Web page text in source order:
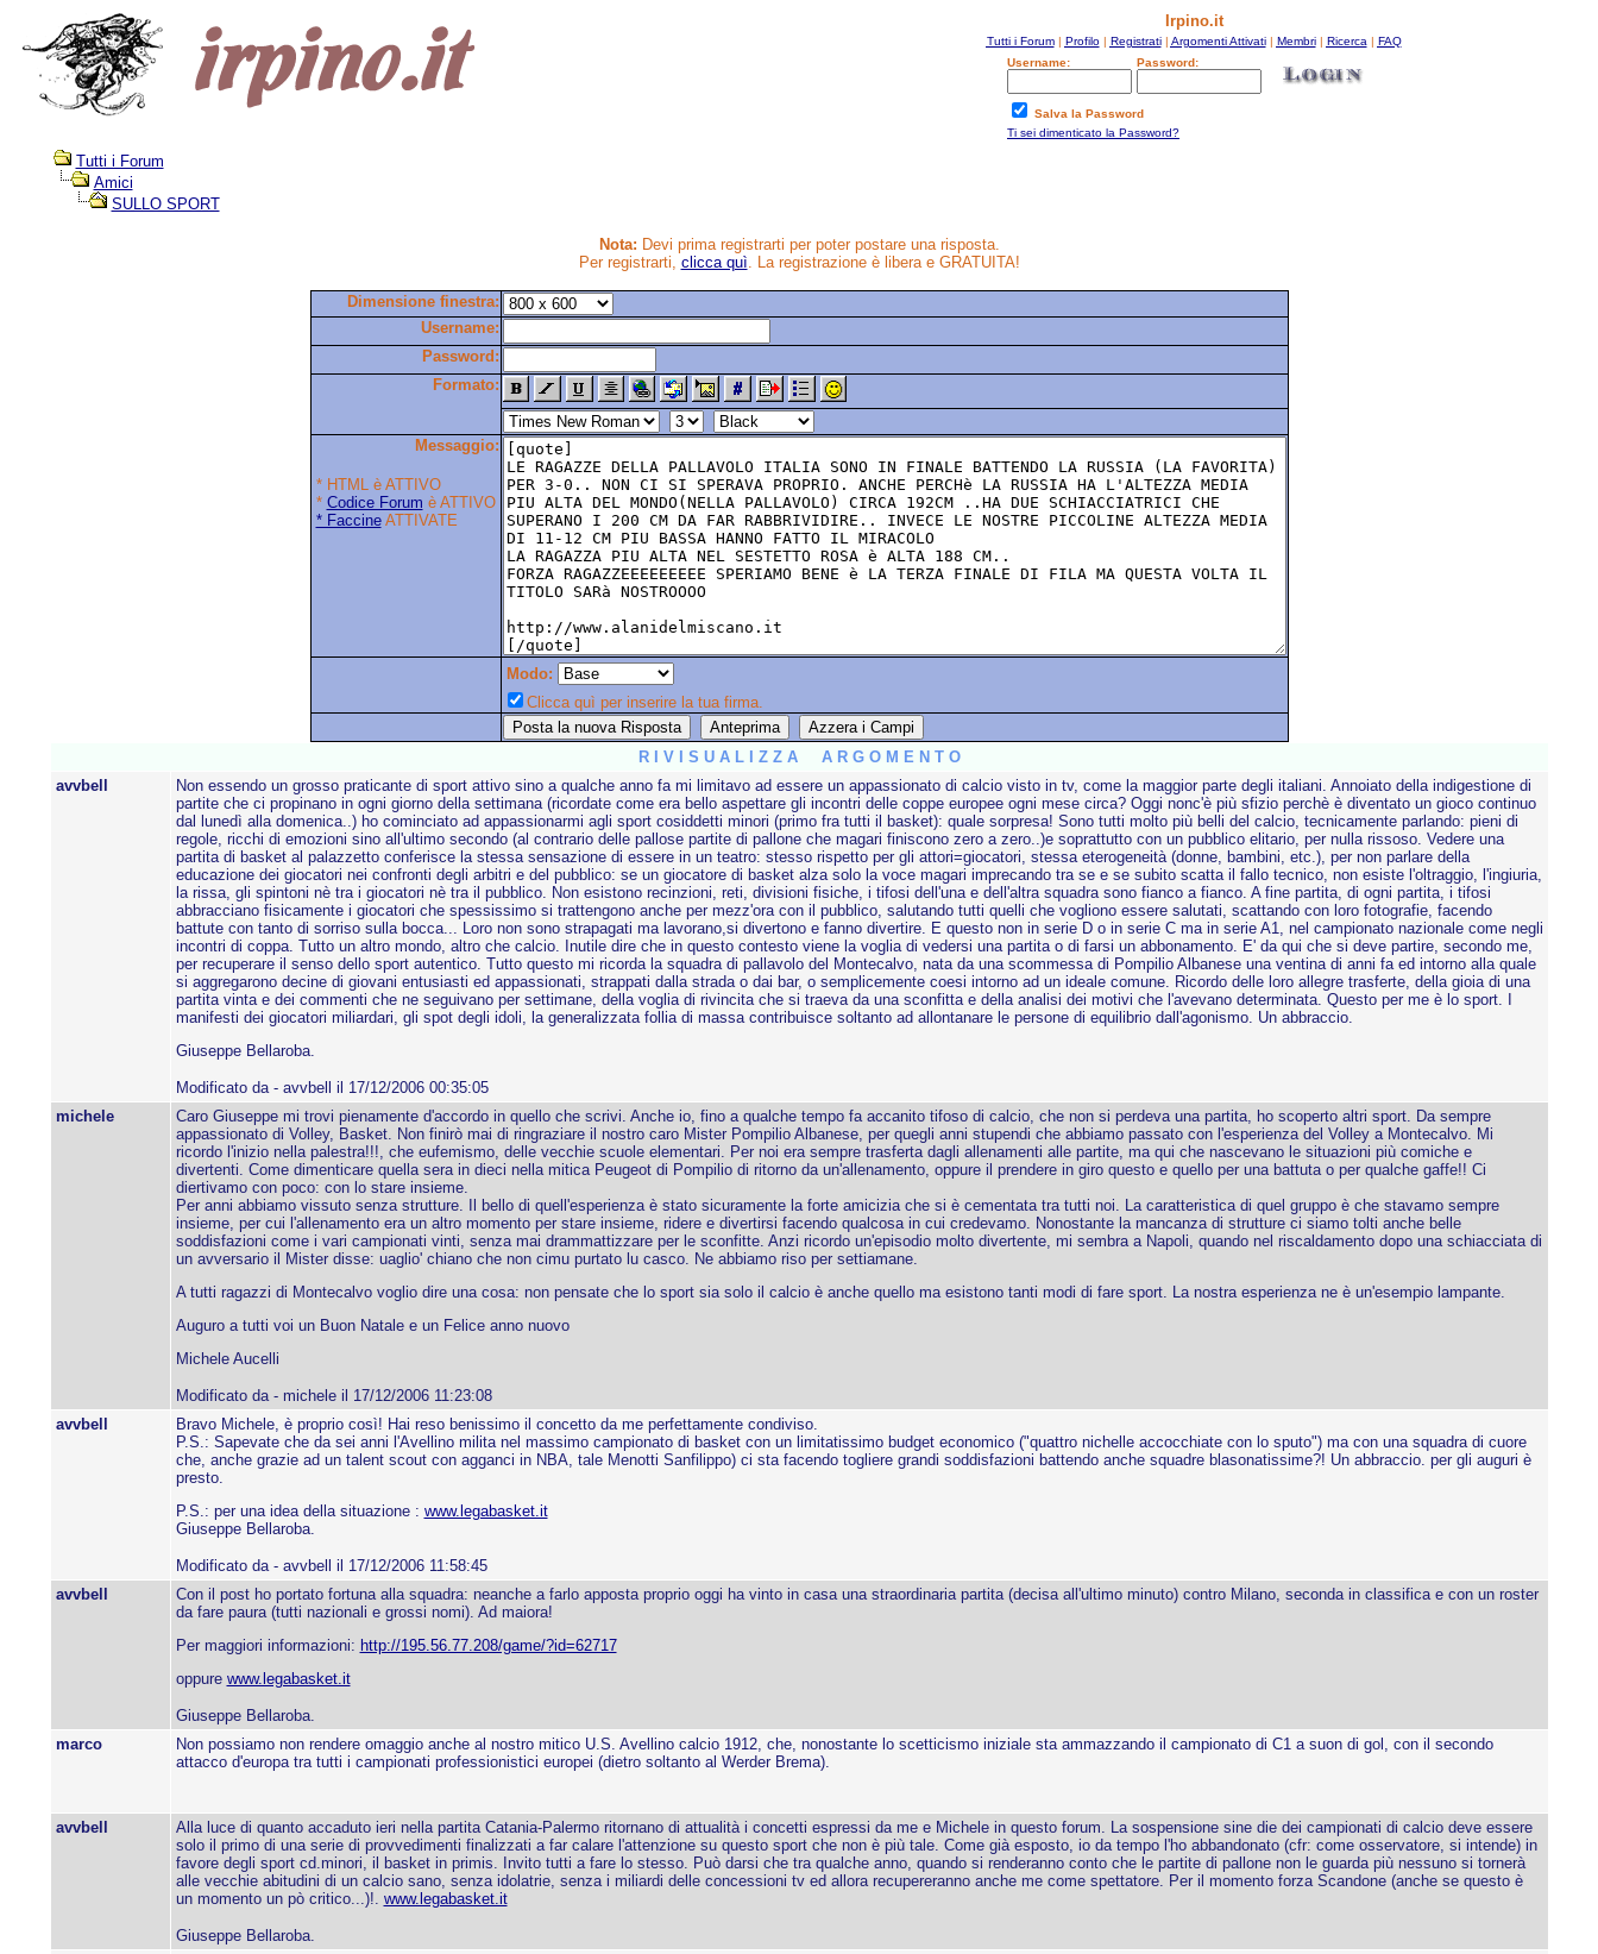
Irpino.it
Tutti i Forum| Profilo| Registrati| Argomenti Attivati| Membri| Ricerca | FAQ
Username:
Password:
Salva la Password
Ti sei dimenticato la Password?
Tutti i Forum
Amici
SULLO SPORT
Nota: Devi prima registrarti per poter postare una risposta.
Per registrarti, clicca quì. La registrazione è libera e GRATUITA!
Dimensione finestra:
Username:
Password:
Formato:
Messaggio:
* HTML è ATTIVO
* Codice Forum è ATTIVO
* FaccineATTIVATE
Modo:
Clicca quì per inserire la tua firma.
R I V I S U A L I Z Z A A R G O M E N T O
avvbell
Non essendo un grosso praticante di sport attivo sino a qualche anno fa mi limitavo ad essere un appassionato di calcio visto in tv, come la maggior parte degli italiani. Annoiato della indigestione di
partite che ci propinano in ogni giorno della settimana (ricordate come era bello aspettare gli incontri delle coppe europee ogni mese circa? Oggi nonc'è più sfizio perchè è diventato un gioco continuo
dal lunedì alla domenica..) ho cominciato ad appassionarmi agli sport cosiddetti minori (primo fra tutti il basket): quale sorpresa! Sono tutti molto più belli del calcio, tecnicamente parlando: pieni di
regole, ricchi di emozioni sino all'ultimo secondo (al contrario delle pallose partite di pallone che magari finiscono zero a zero..)e soprattutto con un pubblico elitario, per nulla rissoso. Vedere una
partita di basket al palazzetto conferisce la stessa sensazione di essere in un teatro: stesso rispetto per gli attori=giocatori, stessa eterogeneità (donne, bambini, etc.), per non parlare della
educazione dei giocatori nei confronti degli arbitri e del pubblico: se un giocatore di basket alza solo la voce magari imprecando tra se e se subito scatta il fallo tecnico, non esiste l'oltraggio, l'ingiuria,
la rissa, gli spintoni nè tra i giocatori nè tra il pubblico. Non esistono recinzioni, reti, divisioni fisiche, i tifosi dell'una e dell'altra squadra sono fianco a fianco. A fine partita, di ogni partita, i tifosi
abbracciano fisicamente i giocatori che spessissimo si trattengono anche per mezz'ora con il pubblico, salutando tutti quelli che vogliono essere salutati, scattando con loro fotografie, facendo
battute con tanto di sorriso sulla bocca... Loro non sono strapagati ma lavorano,si divertono e fanno divertire. E questo non in serie D o in serie C ma in serie A1, nel campionato nazionale come negli
incontri di coppa. Tutto un altro mondo, altro che calcio. Inutile dire che in questo contesto viene la voglia di vedersi una partita o di farsi un abbonamento. E' da qui che si deve partire, secondo me,
per recuperare il senso dello sport autentico. Tutto questo mi ricorda la squadra di pallavolo del Montecalvo, nata da una scommessa di Pompilio Albanese una ventina di anni fa ed intorno alla quale
si aggregarono decine di giovani entusiasti ed appassionati, strappati dalla strada o dai bar, o semplicemente coesi intorno ad un ideale comune. Ricordo delle loro allegre trasferte, della gioia di una
partita vinta e dei commenti che ne seguivano per settimane, della voglia di rivincita che si traeva da una sconfitta e della analisi dei motivi che l'avevano determinata. Questo per me è lo sport. I
manifesti dei giocatori miliardari, gli spot degli idoli, la generalizzata follia di massa contribuisce soltanto ad allontanare le persone di equilibrio dall'agonismo. Un abbraccio.
Giuseppe Bellaroba.
Modificato da - avvbell il 17/12/2006 00:35:05
michele
Caro Giuseppe mi trovi pienamente d'accordo in quello che scrivi. Anche io, fino a qualche tempo fa accanito tifoso di calcio, che non si perdeva una partita, ho scoperto altri sport. Da sempre
appassionato di Volley, Basket. Non finirò mai di ringraziare il nostro caro Mister Pompilio Albanese, per quegli anni stupendi che abbiamo passato con l'esperienza del Volley a Montecalvo. Mi
ricordo l'inizio nella palestra!!!, che eufemismo, delle vecchie scuole elementari. Per noi era sempre trasferta dagli allenamenti alle partite, ma qui che nascevano le situazioni più comiche e
divertenti. Come dimenticare quella sera in dieci nella mitica Peugeot di Pompilio di ritorno da un'allenamento, oppure il prendere in giro questo e quello per una battuta o per qualche gaffe!! Ci
diertivamo con poco: con lo stare insieme.
Per anni abbiamo vissuto senza strutture. Il bello di quell'esperienza è stato sicuramente la forte amicizia che si è cementata tra tutti noi. La caratteristica di quel gruppo è che stavamo sempre
insieme, per cui l'allenamento era un altro momento per stare insieme, ridere e divertirsi facendo qualcosa in cui credevamo. Nonostante la mancanza di strutture ci siamo tolti anche belle
soddisfazioni come i vari campionati vinti, senza mai drammattizzare per le sconfitte. Anzi ricordo un'episodio molto divertente, mi sembra a Napoli, quando nel riscaldamento dopo una schiacciata di
un avversario il Mister disse: uaglio' chiano che non cimu purtato lu casco. Ne abbiamo riso per settiamane.
A tutti ragazzi di Montecalvo voglio dire una cosa: non pensate che lo sport sia solo il calcio è anche quello ma esistono tanti modi di fare sport. La nostra esperienza ne è un'esempio lampante.
Auguro a tutti voi un Buon Natale e un Felice anno nuovo
Michele Aucelli
Modificato da - michele il 17/12/2006 11:23:08
avvbell
Bravo Michele, è proprio così! Hai reso benissimo il concetto da me perfettamente condiviso.
P.S.: Sapevate che da sei anni l'Avellino milita nel massimo campionato di basket con un limitatissimo budget economico ("quattro nichelle accocchiate con lo sputo") ma con una squadra di cuore
che, anche grazie ad un talent scout con agganci in NBA, tale Menotti Sanfilippo) ci sta facendo togliere grandi soddisfazioni battendo anche squadre blasonatissime?! Un abbraccio. per gli auguri è
presto.
P.S.: per una idea della situazione : www.legabasket.it
Giuseppe Bellaroba.
Modificato da - avvbell il 17/12/2006 11:58:45
avvbell
Con il post ho portato fortuna alla squadra: neanche a farlo apposta proprio oggi ha vinto in casa una straordinaria partita (decisa all'ultimo minuto) contro Milano, seconda in classifica e con un roster
da fare paura (tutti nazionali e grossi nomi). Ad maiora!
Per maggiori informazioni: http://195.56.77.208/game/?id=62717
oppure www.legabasket.it
Giuseppe Bellaroba.
marco
Non possiamo non rendere omaggio anche al nostro mitico U.S. Avellino calcio 1912, che, nonostante lo scetticismo iniziale sta ammazzando il campionato di C1 a suon di gol, con il secondo
attacco d'europa tra tutti i campionati professionistici europei (dietro soltanto al Werder Brema).
avvbell
Alla luce di quanto accaduto ieri nella partita Catania-Palermo ritornano di attualità i concetti espressi da me e Michele in questo forum. La sospensione sine die dei campionati di calcio deve essere
solo il primo di una serie di provvedimenti finalizzati a far calare l'attenzione su questo sport che non è più tale. Come già esposto, io da tempo l'ho abbandonato (cfr: come osservatore, si intende) in
favore degli sport cd.minori, il basket in primis. Invito tutti a fare lo stesso. Può darsi che tra qualche anno, quando si renderanno conto che le partite di pallone non le guarda più nessuno si tornerà
alle vecchie abitudini di un calcio sano, senza idolatrie, senza i miliardi delle concessioni tv ed allora recupereranno anche me come spettatore. Per il momento forza Scandone (anche se questo è
un momento un pò critico...)!. www.legabasket.it
Giuseppe Bellaroba.